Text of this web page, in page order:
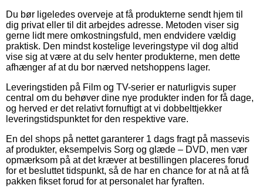
Du bør ligeledes overveje at få produkterne sendt hjem til
dig privat eller til dit arbejdes adresse. Metoden viser sig
gerne lidt mere omkostningsfuld, men endvidere vældig
praktisk. Den mindst kostelige leveringstype vil dog altid
vise sig at være at du selv henter produkterne, men dette
afhænger af at du bor nærved netshoppens lager.
Leveringstiden på Film og TV-serier er naturligvis super
central om du behøver dine nye produkter inden for få dage,
og herved er det relativt fornuftigt at vi dobbelttjekker
leveringstidspunktet for den respektive vare.
En del shops på nettet garanterer 1 dags fragt på massevis
af produkter, eksempelvis Sorg og glæde – DVD, men vær
opmærksom på at det kræver at bestillingen placeres forud
for et besluttet tidspunkt, så de har en chance for at nå at få
pakken fikset forud for at personalet har fyraften.